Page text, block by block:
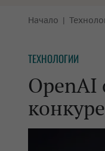
БОРСИ
КРИПТО
БАНКИ
ПАРИТЕ
Начало
ТЕХНОЛОГИИ
OpenAI